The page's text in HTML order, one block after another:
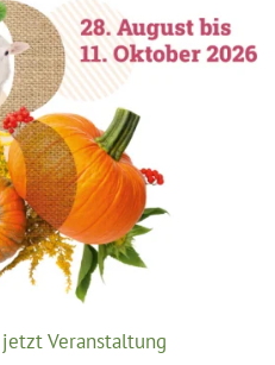
Veranstaltung